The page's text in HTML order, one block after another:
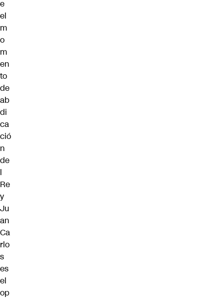
e
el
m
o
m
en
to
de
ab
di
ca
ció
n
de
l
Re
y
Ju
an
Ca
rlo
s
es
el
op